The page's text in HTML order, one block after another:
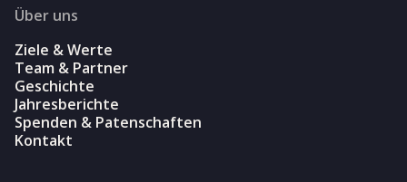
Über uns
Ziele & Werte
Team & Partner
Geschichte
Jahresberichte
Spenden & Patenschaften
Kontakt